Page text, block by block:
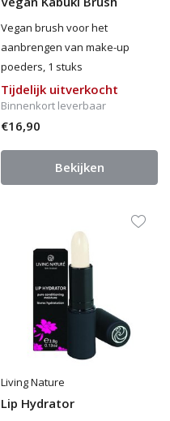
Vegan brush voor het
aanbrengen van make-up
poeders, 1 stuks
Tijdelijk uitverkocht
Binnenkort leverbaar
€16,90
Bekijken
Living Nature
Lip Hydrator